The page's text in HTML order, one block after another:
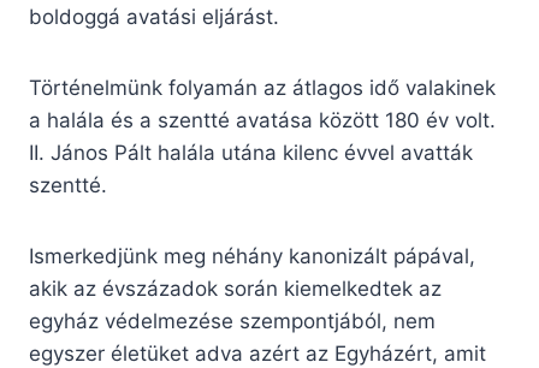
boldoggá avatási eljárást.
Történelmünk folyamán az átlagos idő valakinek
a halála és a szentté avatása között 180 év volt.
II. János Pált halála utána kilenc évvel avatták
szentté.
Ismerkedjünk meg néhány kanonizált pápával,
akik az évszázadok során kiemelkedtek az
egyház védelmezése szempontjából, nem
egyszer életüket adva azért az Egyházért, amit